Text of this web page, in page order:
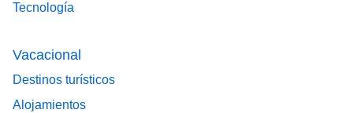
Tecnología
Vacacional
Destinos turísticos
Alojamientos